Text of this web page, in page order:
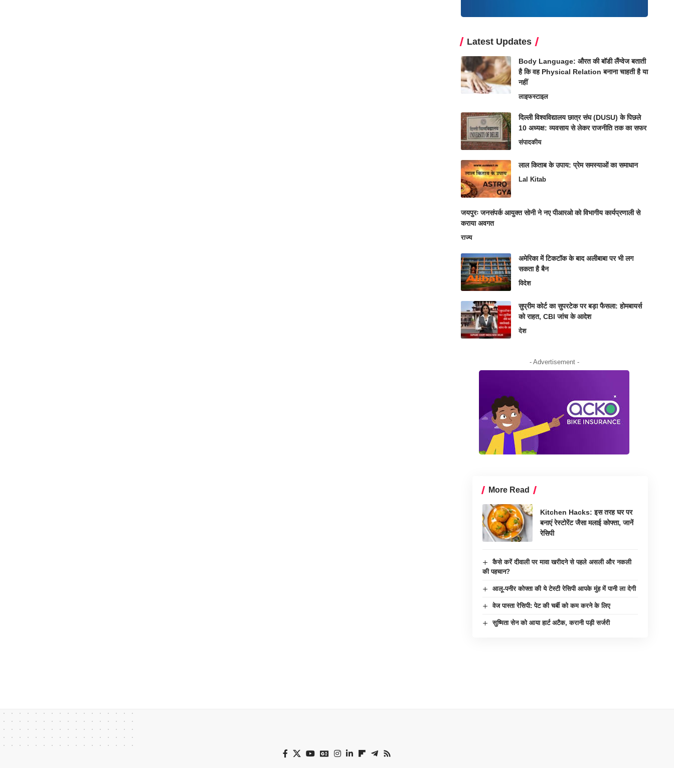
Latest Updates
Body Language: औरत की बॉडी लैंग्वेज बताती
है कि वह Physical Relation बनाना चाहती है या
नहीं
लाइफस्टाइल
दिल्ली विश्वविद्यालय छात्र संघ (DUSU) के पिछले
10 अध्यक्ष: व्यवसाय से लेकर राजनीति तक का सफर
संपादकीय
लाल किताब के उपाय: प्रेम समस्याओं का समाधान
Lal Kitab
जयपुरः जनसंपर्क आयुक्त सोनी ने नए पीआरओ को विभागीय कार्यप्रणाली से
कराया अवगत
राज्य
अमेरिका में टिकटॉक के बाद अलीबाबा पर भी लग
सकता है बैन
विदेश
सुप्रीम कोर्ट का सुपरटेक पर बड़ा फैसला: होमबायर्स
को राहत, CBI जांच के आदेश
देश
- Advertisement -
More Read
Kitchen Hacks: इस तरह घर पर
बनाएं रेस्टोरेंट जैसा मलाई कोफ्ता, जानें
रेसिपी
कैसे करें दीवाली पर मावा खरीदने से पहले असली और नकली
की पहचान?
आलू-पनीर कोफ्ता की ये टेस्टी रेसिपी आपके मुंह में पानी ला देगी
वेज पास्ता रेसिपी: पेट की चर्बी को कम करने के लिए
सुष्मिता सेन को आया हार्ट अटैक, करानी पड़ी सर्जरी